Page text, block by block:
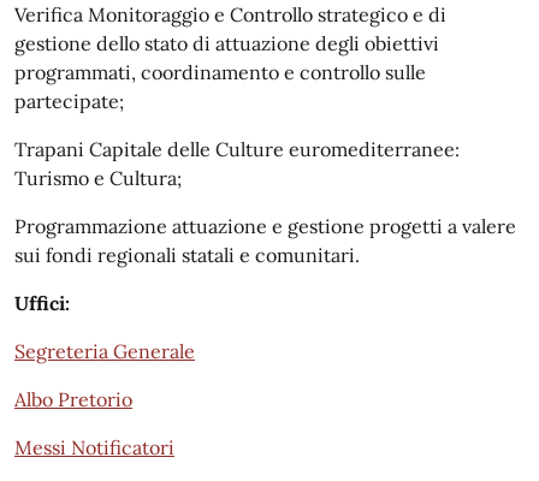
Verifica Monitoraggio e Controllo strategico e di
gestione dello stato di attuazione degli obiettivi
programmati, coordinamento e controllo sulle
partecipate;
Trapani Capitale delle Culture euromediterranee:
Turismo e Cultura;
Programmazione attuazione e gestione progetti a valere
sui fondi regionali statali e comunitari.
Uffici:
Segreteria Generale
Albo Pretorio
Messi Notificatori